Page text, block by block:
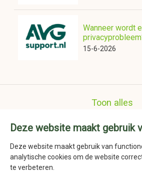
Deze website maakt gebruik
Deze website maakt gebruik van
analytische cookies om de website
te verbeteren.
Wanneer wordt
15-6-2026
Toon alles
Havenstraat 41a
1736 KD
Zijdewind